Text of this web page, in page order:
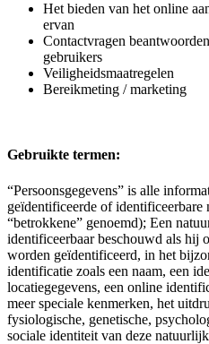
Het bieden van het online
ervan
Contactvragen
gebruikers
Veiligheidsmaatregelen
Bereikmeting / marketing
Gebruikte termen:
“Persoonsgegevens” is alle
geïdentificeerde of identificeerbare
“betrokkene” genoemd); Een
identificeerbaar beschouwd als hij
worden geïdentificeerd, in het
identificatie zoals een naam, een
locatiegegevens, een online
meer speciale kenmerken, het
fysiologische, genetische,
sociale identiteit van deze